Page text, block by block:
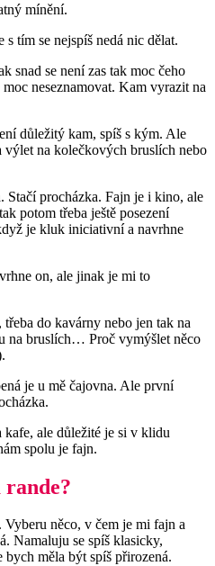
mínění.
s tím se nejspíš nedá nic dělat.
snad se není zas tak moc čeho
neseznamovat. Kam vyrazit na
důležitý kam, spíš s kým. Ale
výlet na kolečkových bruslích nebo
Stačí procházka. Fajn je i kino, ale
potom třeba ještě posezení
je kluk iniciativní a navrhne
on, ale jinak je mi to
do kavárny nebo jen tak na
na bruslích… Proč vymýšlet něco
je u mě čajovna. Ale první
kafe, ale důležité je si v klidu
spolu je fajn.
něco, v čem je mi fajn a
Namaluju se spíš klasicky,
bych měla být spíš přirozená.